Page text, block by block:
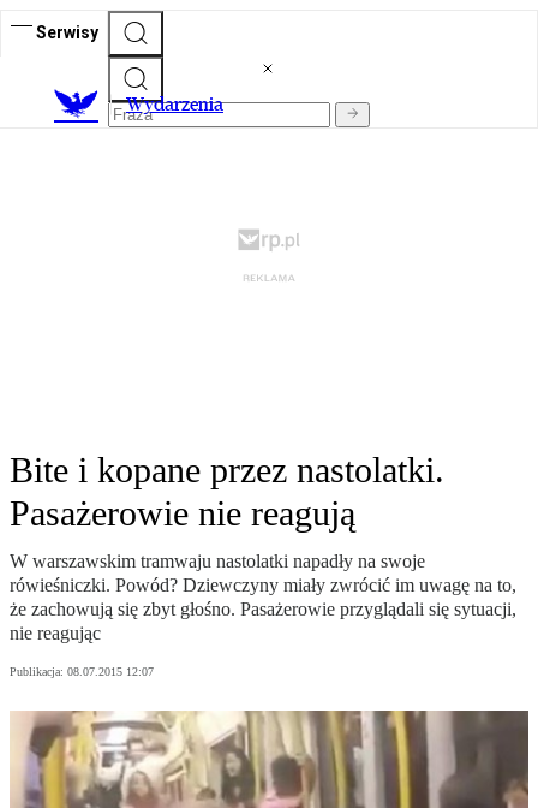
Serwisy
Wydarzenia
Bite i kopane przez nastolatki.
Pasażerowie nie reagują
W warszawskim tramwaju nastolatki napadły na swoje
rówieśniczki. Powód? Dziewczyny miały zwrócić im uwagę na to,
że zachowują się zbyt głośno. Pasażerowie przyglądali się sytuacji,
nie reagując
Publikacja: 08.07.2015 12:07